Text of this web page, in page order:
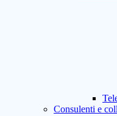
Consulenti e